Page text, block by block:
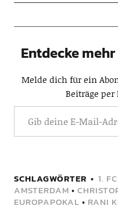
Entdecke
Melde dich für ein
Beiträge
SCHLAGWÖRTER 1.
AMSTERDAM •
EUROPAPOKAL • RANI